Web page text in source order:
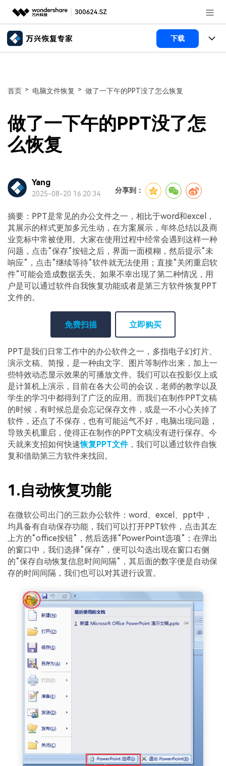
推荐产品
新闻中心
加入我们
下载
数据恢复
使用教程
破损文件修复
文章资讯
电脑数据恢复
服务与支持
联系我们
首页 > 电脑文件恢复 > 做了一下午的PPT没了怎么恢复
做了一下午的PPT没了怎
么恢复
Yang
2025-08-20 16:20:34 分享到：
摘要：PPT是常见的办公文件之一，相比于word和excel，
其展示的样式更加多元生动，在方案展示，年终总结以及商
业竞标中常被使用。大家在使用过程中经常会遇到这样一种
问题，点击“保存”按钮之后，界面一面模糊，然后提示“未
响应”，点击“继续等待”软件就无法使用；直接“关闭重启软
件”可能会造成数据丢失。如果不幸出现了第二种情况，用
户是可以通过软件自我恢复功能或者是第三方软件恢复PPT
文件的。
免费扫描 立即购买
PPT是我们日常工作中的办公软件之一，多指电子幻灯片、
演示文稿、简报，是一种由文字、图片等制作出来，加上一
些特效动态显示效果的可播放文件。我们可以在投影仪上或
是计算机上演示，目前在各大公司的会议，老师的教学以及
学生的学习中都得到了广泛的应用。而我们在制作PPT文稿
的时候，有时候总是会忘记保存文件，或是一不小心关掉了
软件，还点了不保存，也有可能运气不好，电脑出现问题，
导致关机重启，使得正在制作的PPT文稿没有进行保存。今
天就来支招如何快速恢复PPT文件，我们可以通过软件自恢
复和借助第三方软件来找回。
1.自动恢复功能
在微软公司出门的三款办公软件：word、excel、ppt中，
均具备有自动保存功能，我们可以打开PPT软件，点击其左
上方的“office按钮”，然后选择“PowerPoint选项”；在弹出
的窗口中，我们选择“保存”，便可以勾选出现在窗口右侧
的“保存自动恢复信息时间间隔”，其后面的数字便是自动保
存的时间间隔，我们也可以对其进行设置。